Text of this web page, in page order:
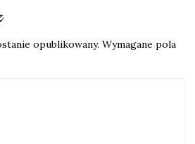
opublikowany. Wymagane pola